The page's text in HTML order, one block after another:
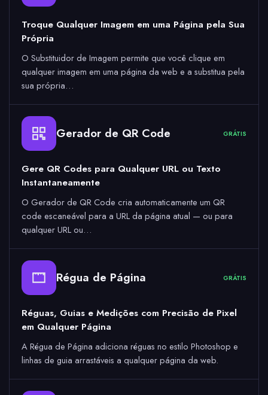
Troque Qualquer Imagem em uma Página pela Sua
Própria
O Substituidor de Imagem permite que você clique em
qualquer imagem em uma página da web e a substitua pela
sua própria…
Gerador de QR Code GRÁTIS
Gere QR Codes para Qualquer URL ou Texto
Instantaneamente
O Gerador de QR Code cria automaticamente um QR
code escaneável para a URL da página atual — ou para
qualquer URL ou…
Régua de Página GRÁTIS
Réguas, Guias e Medições com Precisão de Pixel
em Qualquer Página
A Régua de Página adiciona réguas no estilo Photoshop e
linhas de guia arrastáveis a qualquer página da web.